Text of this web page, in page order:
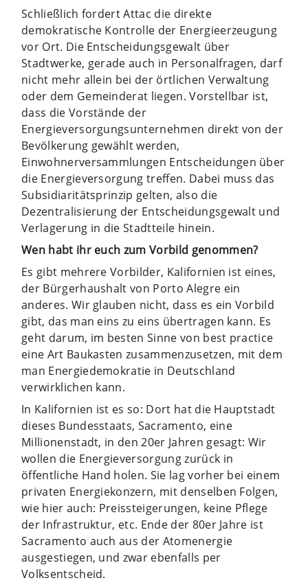
Schließlich fordert Attac die direkte
demokratische Kontrolle der Energieerzeugung
vor Ort. Die Entscheidungsgewalt über
Stadtwerke, gerade auch in Personalfragen, darf
nicht mehr allein bei der örtlichen Verwaltung
oder dem Gemeinderat liegen. Vorstellbar ist,
dass die Vorstände der
Energieversorgungsunternehmen direkt von der
Bevölkerung gewählt werden,
Einwohnerversammlungen Entscheidungen über
die Energieversorgung treffen. Dabei muss das
Subsidiaritätsprinzip gelten, also die
Dezentralisierung der Entscheidungsgewalt und
Verlagerung in die Stadtteile hinein.
Wen habt ihr euch zum Vorbild genommen?
Es gibt mehrere Vorbilder, Kalifornien ist eines,
der Bürgerhaushalt von Porto Alegre ein
anderes. Wir glauben nicht, dass es ein Vorbild
gibt, das man eins zu eins übertragen kann. Es
geht darum, im besten Sinne von best practice
eine Art Baukasten zusammenzusetzen, mit dem
man Energiedemokratie in Deutschland
verwirklichen kann.
In Kalifornien ist es so: Dort hat die Hauptstadt
dieses Bundesstaats, Sacramento, eine
Millionenstadt, in den 20er Jahren gesagt: Wir
wollen die Energieversorgung zurück in
öffentliche Hand holen. Sie lag vorher bei einem
privaten Energiekonzern, mit denselben Folgen,
wie hier auch: Preissteigerungen, keine Pflege
der Infrastruktur, etc. Ende der 80er Jahre ist
Sacramento auch aus der Atomenergie
ausgestiegen, und zwar ebenfalls per
Volksentscheid.